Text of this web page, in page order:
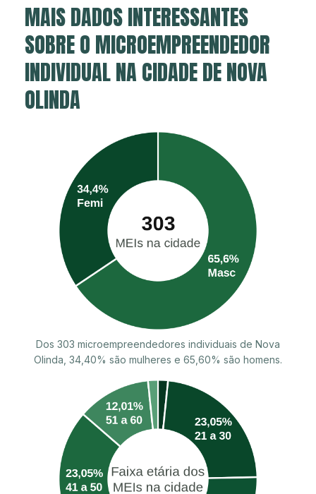
MAIS DADOS INTERESSANTES
SOBRE O MICROEMPREENDEDOR
INDIVIDUAL NA CIDADE DE NOVA
OLINDA
Dos 303 microempreendedores individuais de Nova
Olinda, 34,40% são mulheres e 65,60% são homens.